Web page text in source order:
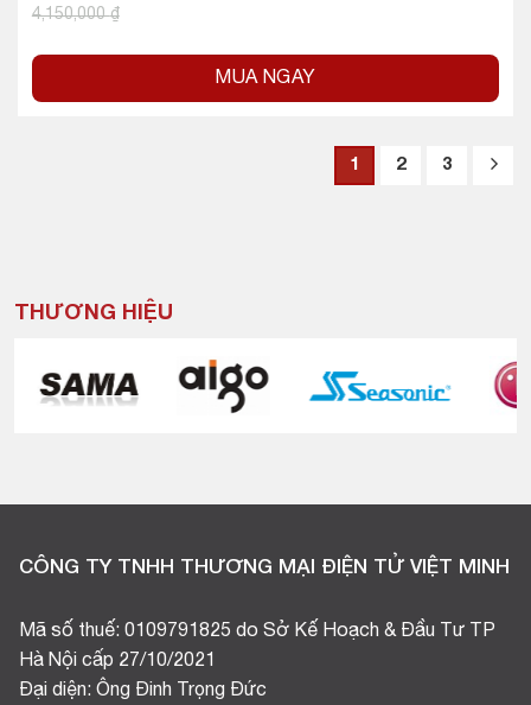
4,150,000₫
MUA NGAY
1 2 3
THƯƠNG HIỆU
CÔNG TY TNHH THƯƠNG MẠI ĐIỆN TỬ VIỆT MINH
Mã số thuế: 0109791825 do Sở Kế Hoạch & Đầu Tư TP
Hà Nội cấp 27/10/2021
Đại diện: Ông Đinh Trọng Đức